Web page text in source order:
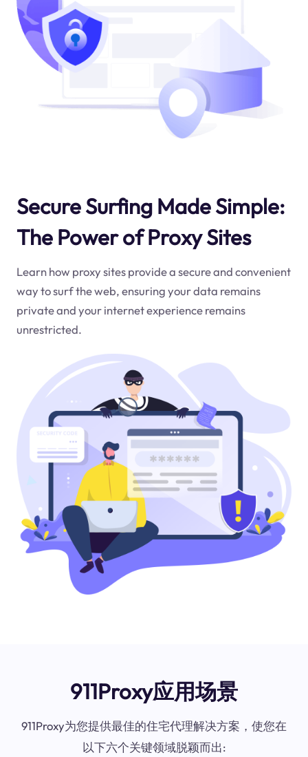
Secure Surfing Made Simple:
The Power of Proxy Sites
Learn how proxy sites provide a secure and convenient
way to surf the web, ensuring your data remains
private and your internet experience remains
unrestricted.
911Proxy应用场景
911Proxy为您提供最佳的住宅代理解决方案，使您在
以下六个关键领域脱颖而出: